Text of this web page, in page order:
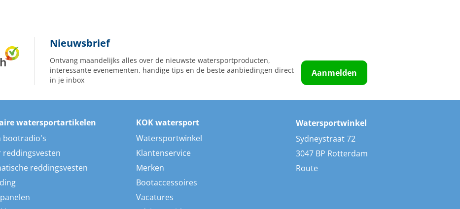
Nieuwsbrief
Ontvang maandelijks alles over de nieuwste watersportproducten,
interessante evenementen, handige tips en de beste aanbiedingen direct
in je inbox
Aanmelden
watersportartikelen
bootradio's
reddingsvesten
reddingsvesten
KOK watersport
Watersportwinkel
Klantenservice
Merken
Bootaccessoires
Vacatures
Watersportwinkel
Sydneystraat 72
3047 BP Rotterdam
Route